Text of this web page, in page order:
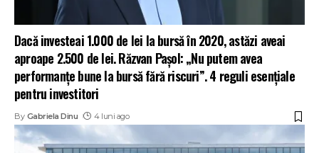
Dacă investeai 1.000 de lei la bursă în 2020, astăzi aveai
aproape 2.500 de lei. Răzvan Pașol: „Nu putem avea
performanțe bune la bursă fără riscuri”. 4 reguli esențiale
pentru investitori
By Gabriela Dinu 4 luni ago